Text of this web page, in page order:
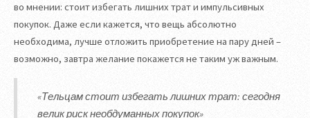
во мнении: стоит избегать лишних трат и импульсивных
покупок. Даже если кажется, что вещь абсолютно
необходима, лучше отложить приобретение на пару дней –
возможно, завтра желание покажется не таким уж важным.
«Тельцам стоит избегать лишних трат: сегодня
велик риск необдуманных покупок»